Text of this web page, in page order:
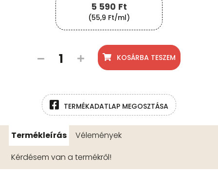
5 590 Ft
(55,9 Ft/ml)
KOSÁRBA TESZEM
TERMÉKADATLAP MEGOSZTÁSA
Termékleírás
Vélemények
Kérdésem van a termékről!